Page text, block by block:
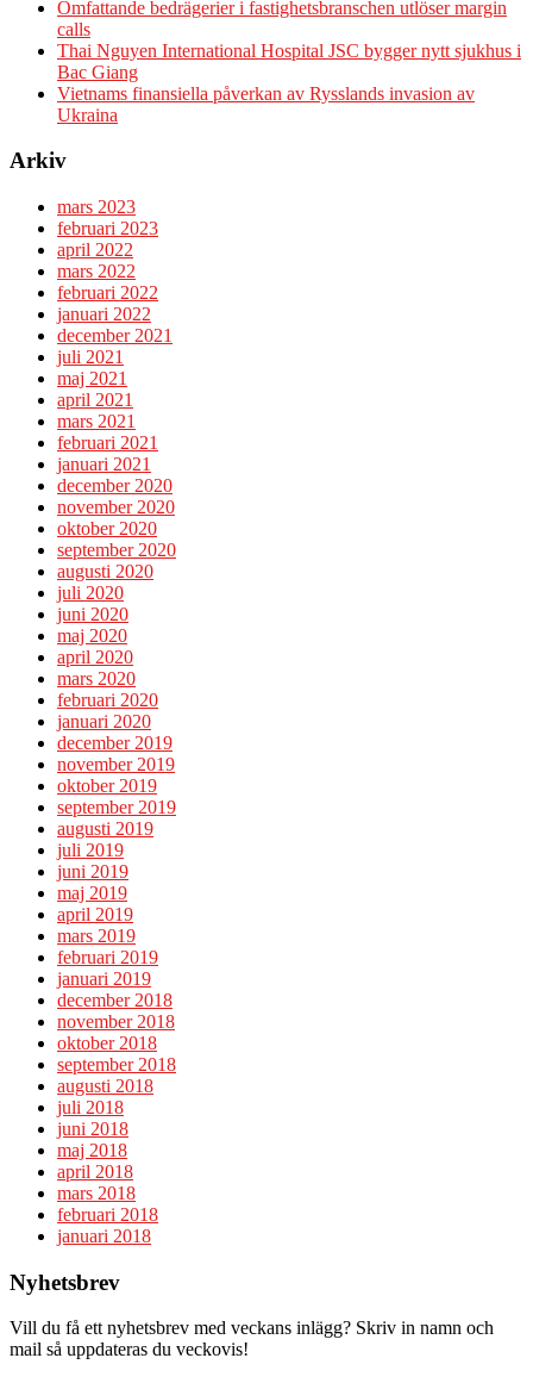
Omfattande bedrägerier i fastighetsbranschen utlöser margin
calls
Thai Nguyen International Hospital JSC bygger nytt sjukhus i
Bac Giang
Vietnams finansiella påverkan av Rysslands invasion av
Ukraina
Arkiv
mars 2023
februari 2023
april 2022
mars 2022
februari 2022
januari 2022
december 2021
juli 2021
maj 2021
april 2021
mars 2021
februari 2021
januari 2021
december 2020
november 2020
oktober 2020
september 2020
augusti 2020
juli 2020
juni 2020
maj 2020
april 2020
mars 2020
februari 2020
januari 2020
december 2019
november 2019
oktober 2019
september 2019
augusti 2019
juli 2019
juni 2019
maj 2019
april 2019
mars 2019
februari 2019
januari 2019
december 2018
november 2018
oktober 2018
september 2018
augusti 2018
juli 2018
juni 2018
maj 2018
april 2018
mars 2018
februari 2018
januari 2018
Nyhetsbrev
Vill du få ett nyhetsbrev med veckans inlägg? Skriv in namn och
mail så uppdateras du veckovis!